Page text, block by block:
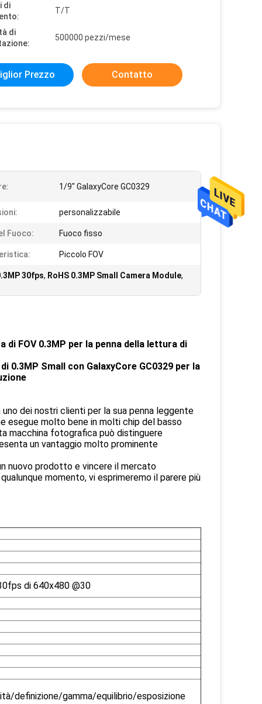
di
T/T
di
500000 pezzi/mese
Prezzo Contatto
1/9" GalaxyCore GC0329
personalizzabile
Fuoco: Fuoco fisso
Piccolo FOV
30fps, RoHS 0.3MP Small Camera Module,
FOV 0.3MP per la penna della lettura di
0.3MP Small con GalaxyCore GC0329 per la
dei nostri clienti per la sua penna leggente
esegue molto bene in molti chip del basso
macchina fotografica può distinguere
un vantaggio molto prominente
nuovo prodotto e vincere il mercato
momento, vi esprimeremo il parere più
di 640x480 @30
definizione/gamma/equilibrio/esposizione